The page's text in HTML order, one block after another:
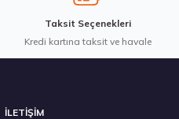
Taksit Seçenekleri
Kredi kartına taksit ve havale
İLETİŞİM